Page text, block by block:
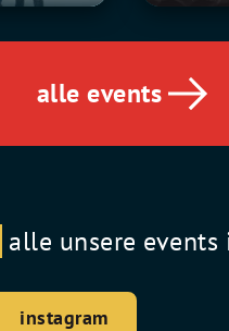
alle events
alle unsere
instagram